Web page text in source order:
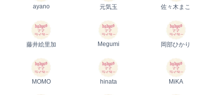
ayano 元気玉 佐々木まこ
藤井絵里加 Megumi 岡部ひかり
MOMO hinata MiKA